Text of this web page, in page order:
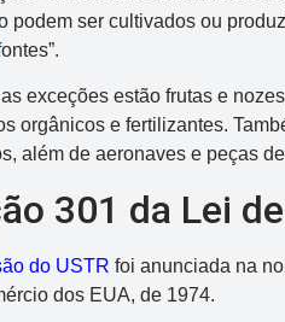
podem ser cultivados ou
exceções estão frutas e
orgânicos e fertilizantes.
além de aeronaves e peças
301 da Lei
do USTR foi anunciada na
dos EUA, de 1974.